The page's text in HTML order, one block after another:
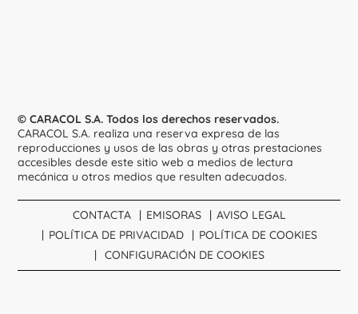
© CARACOL S.A. Todos los derechos reservados.
CARACOL S.A. realiza una reserva expresa de las
reproducciones y usos de las obras y otras prestaciones
accesibles desde este sitio web a medios de lectura
mecánica u otros medios que resulten adecuados.
CONTACTA EMISORAS
AVISO LEGAL
POLÍTICA DE PRIVACIDAD
POLÍTICA DE COOKIES
CONFIGURACIÓN DE COOKIES